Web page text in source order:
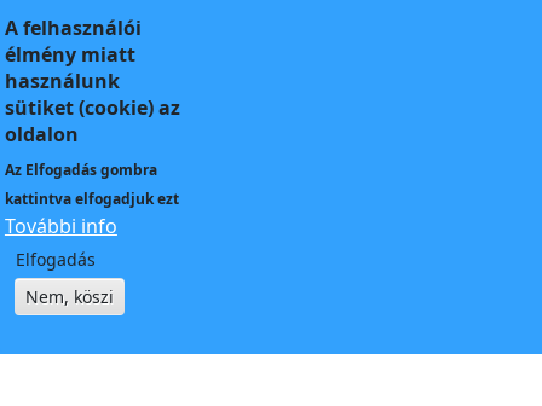
A felhasználói
élmény miatt
használunk
sütiket (cookie) az
oldalon
Az Elfogadásgombra
kattintva elfogadjuk ezt
További info
Elfogadás
Nem, köszi